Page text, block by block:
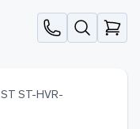
ST ST-HVR-